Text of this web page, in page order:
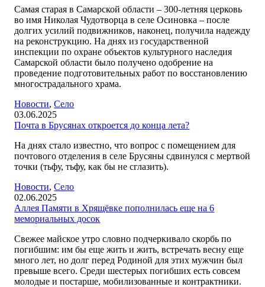
Самая старая в Самарской области – 300-летняя церковь
во имя Николая Чудотворца в селе Осиновка – после
долгих усилий подвижников, наконец, получила надежду
на реконструкцию. На днях из государственной
инспекции по охране объектов культурного наследия
Самарской области было получено одобрение на
проведение подготовительных работ по восстановлению
многострадального храма.
Новости,Село
03.06.2025
Почта в Брусянах откроется до конца лета?
На днях стало известно, что вопрос с помещением для
почтового отделения в селе Брусяны сдвинулся с мертвой
точки (тьфу, тьфу, как бы не сглазить).
Новости,Село
02.06.2025
Аллея Памяти в Хрящёвке пополнилась еще на 6
мемориальных досок
Свежее майское утро словно подчеркивало скорбь по
погибшим: им бы еще жить и жить, встречать весну еще
много лет, но долг перед Родиной для этих мужчин был
превыше всего. Среди шестерых погибших есть совсем
молодые и постарше, мобилизованные и контрактники.